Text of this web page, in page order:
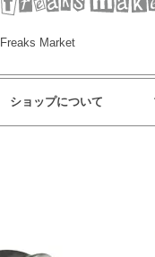
Freaks Market
ショップについて